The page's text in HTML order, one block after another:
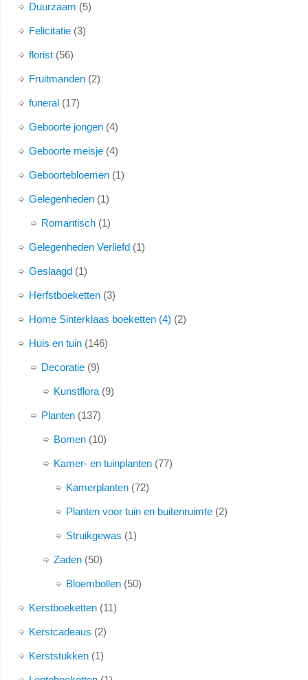
Duurzaam 5
Felicitatie 3
florist 56
Fruitmanden 2
funeral 17
Geboorte jongen 4
Geboorte meisje 4
Geboortebloemen 1
Gelegenheden 1
Romantisch 1
Gelegenheden Verliefd 1
Geslaagd 1
Herfstboeketten 3
Home Sinterklaas boeketten (4) 2
Huis en tuin 146
Decoratie 9
Kunstflora 9
Planten 137
Bomen 10
Kamer- en tuinplanten 77
Kamerplanten 72
Planten voor tuin en buitenruimte 2
Struikgewas 1
Zaden 50
Bloembollen 50
Kerstboeketten 11
Kerstcadeaus 2
Kerststukken 1